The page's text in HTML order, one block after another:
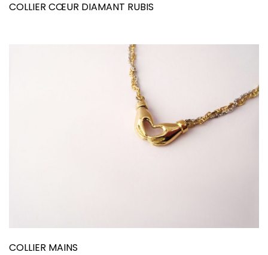
COLLIER CŒUR DIAMANT RUBIS
COLLIER MAINS